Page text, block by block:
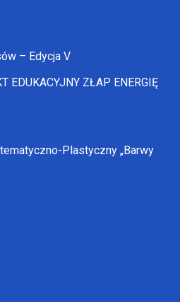
– Edycja V
EDUKACYJNY ZŁAP ENERGIĘ
Plastyczny „Barwy